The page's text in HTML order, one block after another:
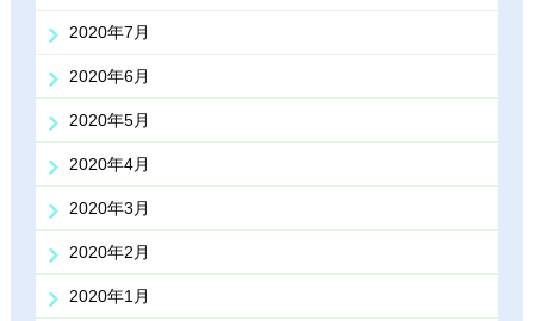
2020年7月
2020年6月
2020年5月
2020年4月
2020年3月
2020年2月
2020年1月